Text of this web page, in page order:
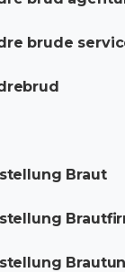
brude
Braut